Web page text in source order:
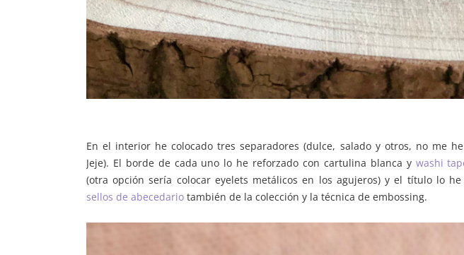
En el interior he colocado tres separadores (dulce, salado y otros, no me
Jeje). El borde de cada uno lo he reforzado con cartulina blanca y washi
(otra opción sería colocar eyelets metálicos en los agujeros) y el título lo
sellos de abecedario también de la colección y la técnica de embossing.